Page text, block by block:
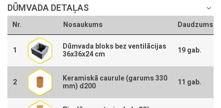
DŪMVADA DETAĻAS
Nr. Nosaukums Daudzums
1 Dūmvada bloks bez ventilācijas
36x36x24 cm 19 gab.
2 Keramiskā caurule (garums 330
mm) d200 11 gab.